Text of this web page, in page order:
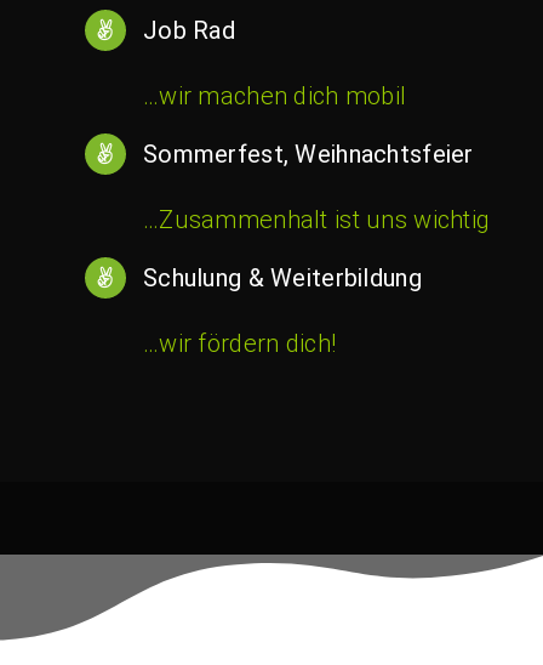
Job Rad
…wir machen dich mobil
Sommerfest, Weihnachtsfeier
…Zusammenhalt ist uns wichtig
Schulung & Weiterbildung
…wir fördern dich!